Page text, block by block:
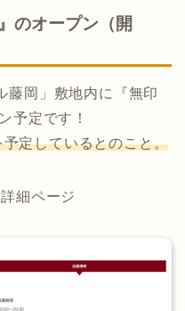
のオープン（開
藤岡」敷地内に『無印
予定です！
定しているとのこと。
細ページ